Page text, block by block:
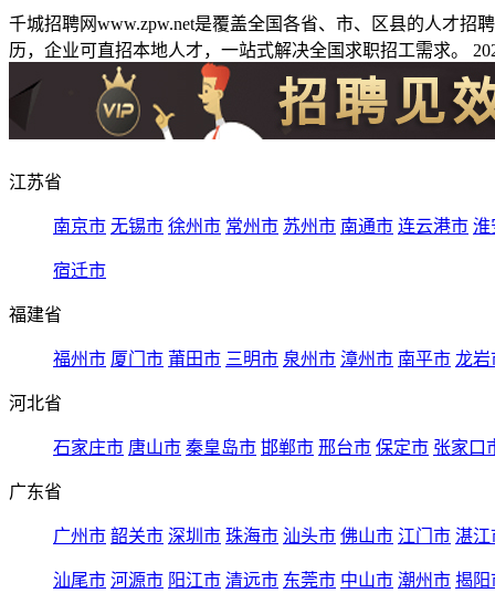
千城招聘网www.zpw.net是覆盖全国各省、市、区县的人才
历，企业可直招本地人才，一站式解决全国求职招工需求。
江苏省
南京市 无锡市 徐州市 常州市 苏州市 南通市 连云港市 淮
宿迁市
福建省
福州市 厦门市 莆田市 三明市 泉州市 漳州市 南平市 龙岩
河北省
石家庄市 唐山市 秦皇岛市 邯郸市 邢台市 保定市 张家口
广东省
广州市 韶关市 深圳市 珠海市 汕头市 佛山市 江门市 湛江
汕尾市 河源市 阳江市 清远市 东莞市 中山市 潮州市 揭阳